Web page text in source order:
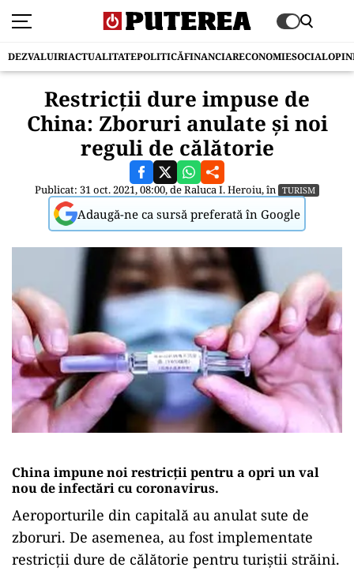
DEZVALUIRIACTUALITATEPOLITICĂFINANCIARECONOMIESOCIAL
Restricții dure impuse de
China: Zboruri anulate și noi
reguli de călătorie
Publicat: 31 oct. 2021, 08:00, deRaluca I. Heroiu, în TURISM
Adaugă-ne ca sursă preferată în Google
China impune noi restricții pentru a opri un val
nou de infectări cu coronavirus.
Aeroporturile din capitală au anulat sute de
zboruri. De asemenea, au fost implementate
restricții dure de călătorie pentru turiștii străini.